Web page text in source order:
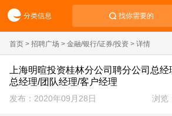
分类信息 找你需要的
首页 > 招聘广场 > 金融/银行/证券/投资 > 详情
上海明暄投资桂林分公司聘分公司总经
总经理/团队经理/客户经理
发布：2020年09月28日 浏览